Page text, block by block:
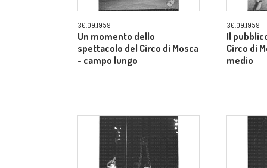
30.09.1959
Un momento dello
spettacolo del Circo di Mosca
- campo lungo
30.09.1959
Il
Circo di
medio